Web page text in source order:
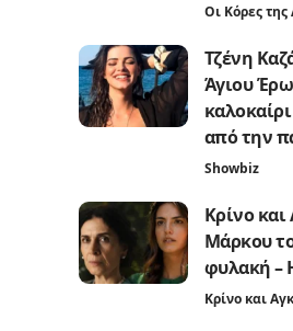
Οι Κόρες της
Τζένη
Άγιου
από την
Showbiz
Κρίνο
Μάρκου
φυλακή –
Κρίνο και